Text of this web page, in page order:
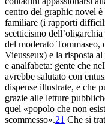
centro del graphic novel è
familiare (i rapporti
scetticismo
del moderato Tommaseo,
Vieusseux) e la risposta
e analfabeta: gente che
avrebbe salutato con
dispense illustrate, e che
grazie alle letture
quel «popolo che non
scommesso».21 Che si